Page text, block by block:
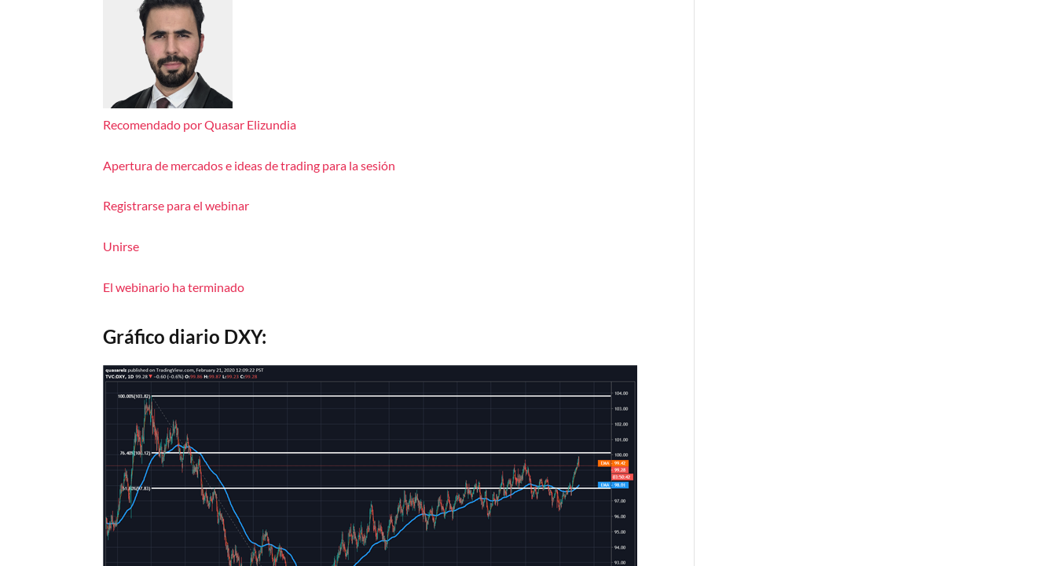
Recomendado por Quasar Elizundia
Apertura de mercados e ideas de trading para la sesión
Registrarse para el webinar
Unirse
El webinario ha terminado
Gráfico diario DXY: